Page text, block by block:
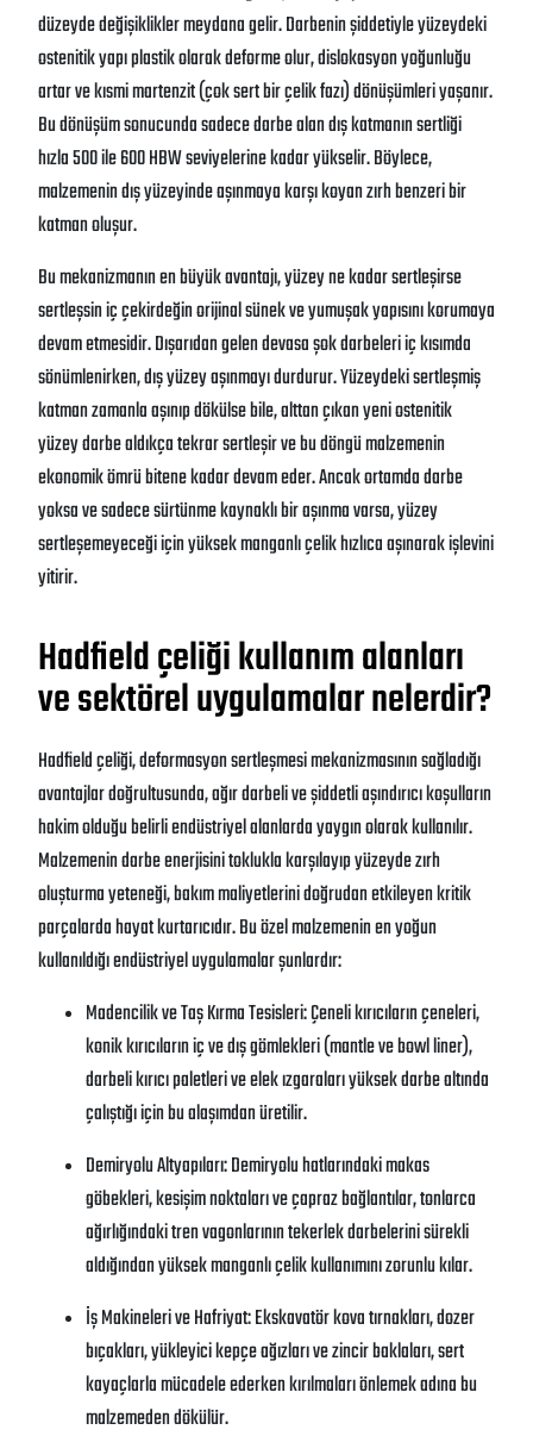
düzeyde değişiklikler meydana gelir. Darbenin şiddetiyle yüzeydeki
ostenitik yapı plastik olarak deforme olur, dislokasyon yoğunluğu
artar ve kısmi martenzit (çok sert bir çelik fazı) dönüşümleri yaşanır.
Bu dönüşüm sonucunda sadece darbe alan dış katmanın sertliği
hızla 500 ile 600 HBW seviyelerine kadar yükselir. Böylece,
malzemenin dış yüzeyinde aşınmaya karşı koyan zırh benzeri bir
katman oluşur.
Bu mekanizmanın en büyük avantajı, yüzey ne kadar sertleşirse
sertleşsin iç çekirdeğin orijinal sünek ve yumuşak yapısını korumaya
devam etmesidir. Dışarıdan gelen devasa şok darbeleri iç kısımda
sönümlenirken, dış yüzey aşınmayı durdurur. Yüzeydeki sertleşmiş
katman zamanla aşınıp dökülse bile, alttan çıkan yeni ostenitik
yüzey darbe aldıkça tekrar sertleşir ve bu döngü malzemenin
ekonomik ömrü bitene kadar devam eder. Ancak ortamda darbe
yoksa ve sadece sürtünme kaynaklı bir aşınma varsa, yüzey
sertleşemeyeceği için yüksek manganlı çelik hızlıca aşınarak işlevini
yitirir.
Hadfield çeliği kullanım alanları
ve sektörel uygulamalar nelerdir?
Hadfield çeliği, deformasyon sertleşmesi mekanizmasının sağladığı
avantajlar doğrultusunda, ağır darbeli ve şiddetli aşındırıcı koşulların
hakim olduğu belirli endüstriyel alanlarda yaygın olarak kullanılır.
Malzemenin darbe enerjisini toklukla karşılayıp yüzeyde zırh
oluşturma yeteneği, bakım maliyetlerini doğrudan etkileyen kritik
parçalarda hayat kurtarıcıdır. Bu özel malzemenin en yoğun
kullanıldığı endüstriyel uygulamalar şunlardır:
Madencilik ve Taş Kırma Tesisleri: Çeneli kırıcıların çeneleri,
konik kırıcıların iç ve dış gömlekleri (mantle ve bowl liner),
darbeli kırıcı paletleri ve elek ızgaraları yüksek darbe altında
çalıştığı için bu alaşımdan üretilir.
Demiryolu Altyapıları: Demiryolu hatlarındaki makas
göbekleri, kesişim noktaları ve çapraz bağlantılar, tonlarca
ağırlığındaki tren vagonlarının tekerlek darbelerini sürekli
aldığından yüksek manganlı çelik kullanımını zorunlu kılar.
İş Makineleri ve Hafriyat: Ekskavatör kova tırnakları, dozer
bıçakları, yükleyici kepçe ağızları ve zincir baklaları, sert
kayaçlarla mücadele ederken kırılmaları önlemek adına bu
malzemeden dökülür.